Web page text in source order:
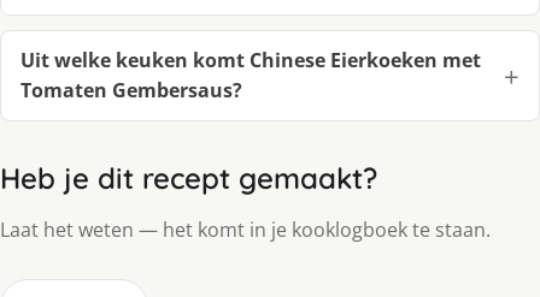
Uit welke keuken komt Chinese Eierkoeken met
Tomaten Gembersaus?
Heb je dit recept gemaakt?
Laat het weten — het komt in je kooklogboek te staan.